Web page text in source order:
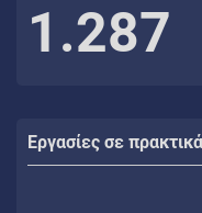
1.287
Εργασίες σε